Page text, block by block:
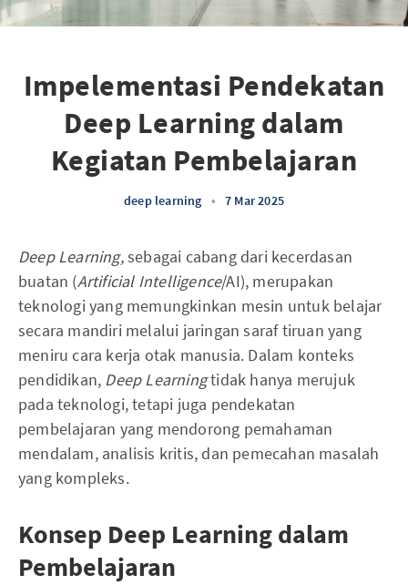
Impelementasi Pendekatan
Deep Learning dalam
Kegiatan Pembelajaran
deep learning • 7 Mar 2025
Deep Learning,sebagai cabang dari kecerdasan
buatan (Artificial Intelligence/AI), merupakan
teknologi yang memungkinkan mesin untuk belajar
secara mandiri melalui jaringan saraf tiruan yang
meniru cara kerja otak manusia. Dalam konteks
pendidikan, Deep Learningtidak hanya merujuk
pada teknologi, tetapi juga pendekatan
pembelajaran yang mendorong pemahaman
mendalam, analisis kritis, dan pemecahan masalah
yang kompleks.
Konsep Deep Learning dalam
Pembelajaran